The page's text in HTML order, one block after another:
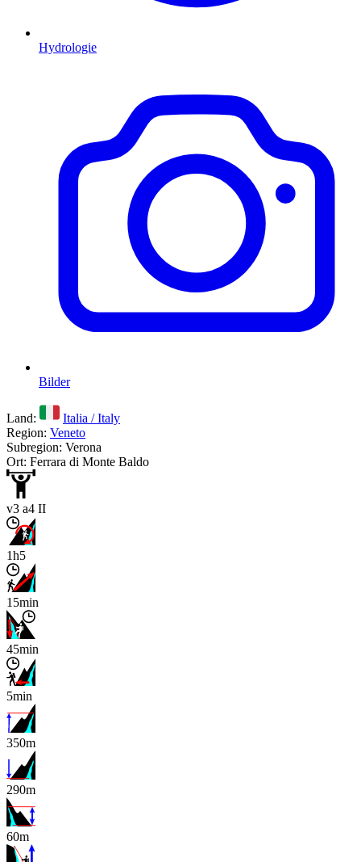
Hydrologie
Bilder
Land:
Italia / Italy
Region: Veneto
Subregion: Verona
Ort: Ferrara di Monte Baldo
v3 a4 II
1h5
15min
45min
5min
350m
290m
60m
x